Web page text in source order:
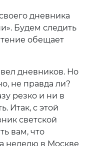
дневника
Будем следить
обещает
дневников. Но
не правда ли?
резко и ни в
Итак, с этой
светской
вам, что
неделю в Москве